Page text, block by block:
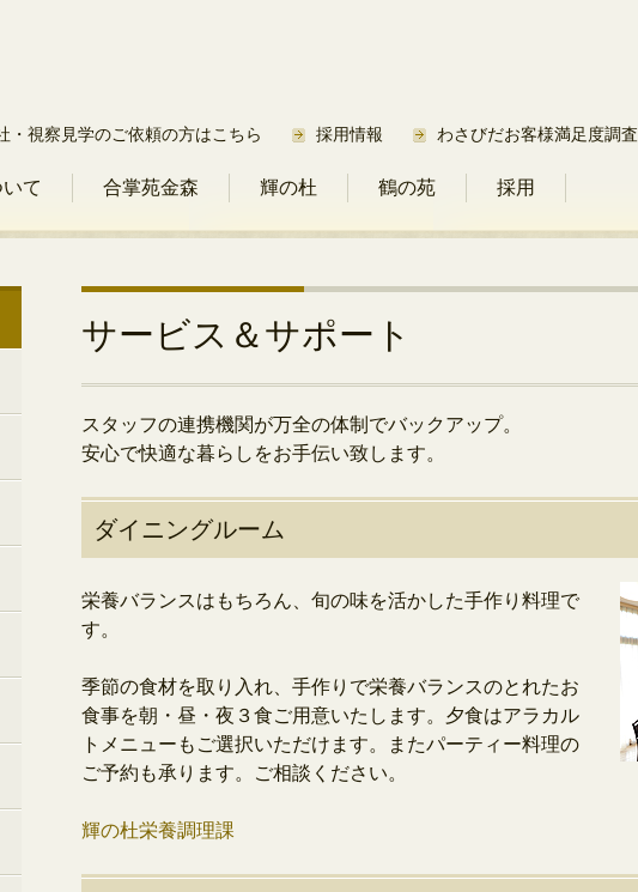
・視察見学のご依頼の方はこちら 採用情報 わさびだお客様満足度調査
て 合掌苑金森 輝の杜 鶴の苑 採用
サービス＆サポート
スタッフの連携機関が万全の体制でバックアップ。
安心で快適な暮らしをお手伝い致します。
ダイニングルーム
栄養バランスはもちろん、旬の味を活かした手作り料理で
す。
季節の食材を取り入れ、手作りで栄養バランスのとれたお
食事を朝・昼・夜３食ご用意いたします。夕食はアラカル
トメニューもご選択いただけます。またパーティー料理の
ご予約も承ります。ご相談ください。
輝の杜栄養調理課